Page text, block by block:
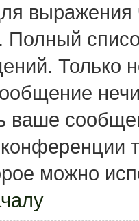
выражения
Полный
Только
ваше
можно